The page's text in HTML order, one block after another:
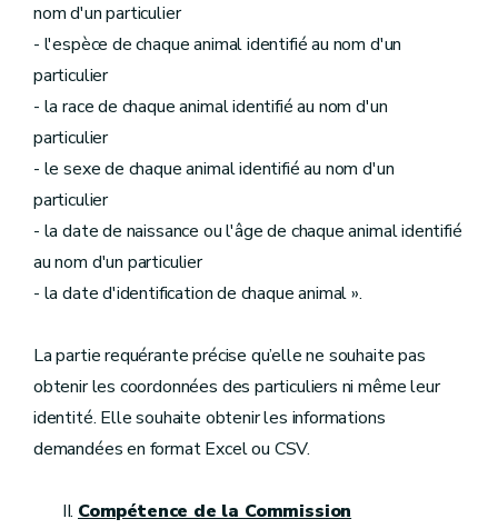
nom d'un particulier
- l'espèce de chaque animal identifié au nom d'un
particulier
- la race de chaque animal identifié au nom d'un
particulier
- le sexe de chaque animal identifié au nom d'un
particulier
- la date de naissance ou l'âge de chaque animal identifié
au nom d'un particulier
- la date d'identification de chaque animal ».
La partie requérante précise qu’elle ne souhaite pas
obtenir les coordonnées des particuliers ni même leur
identité. Elle souhaite obtenir les informations
demandées en format Excel ou CSV.
Compétence de la Commission